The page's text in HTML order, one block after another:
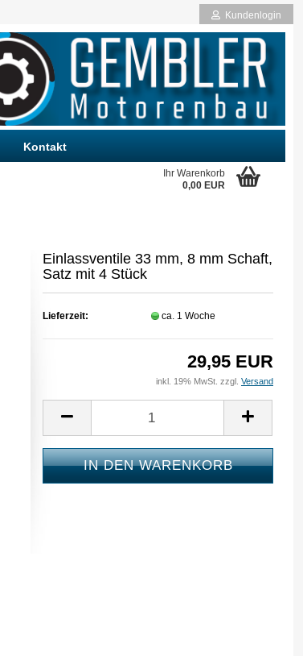
Kundenlogin
Passwort vergessen?
Ihr Warenkorb
0,00 EUR
Kontakt
Einlassventile 33 mm, 8 mm Schaft,
Satz mit 4 Stück
Lieferzeit: ca. 1 Woche
29,95 EUR
inkl. 19% MwSt. zzgl. Versand